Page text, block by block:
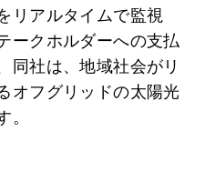
リアルタイムで監視
ークホルダーへの支払
同社は、地域社会がリ
オフグリッドの太陽光
。